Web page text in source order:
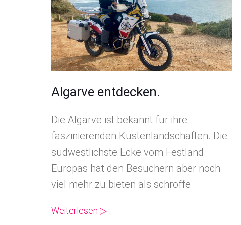
Algarve entdecken.
Die Algarve ist bekannt für ihre
faszinierenden Küstenlandschaften. Die
südwestlichste Ecke vom Festland
Europas hat den Besuchern aber noch
viel mehr zu bieten als schroffe
Weiterlesen ▷